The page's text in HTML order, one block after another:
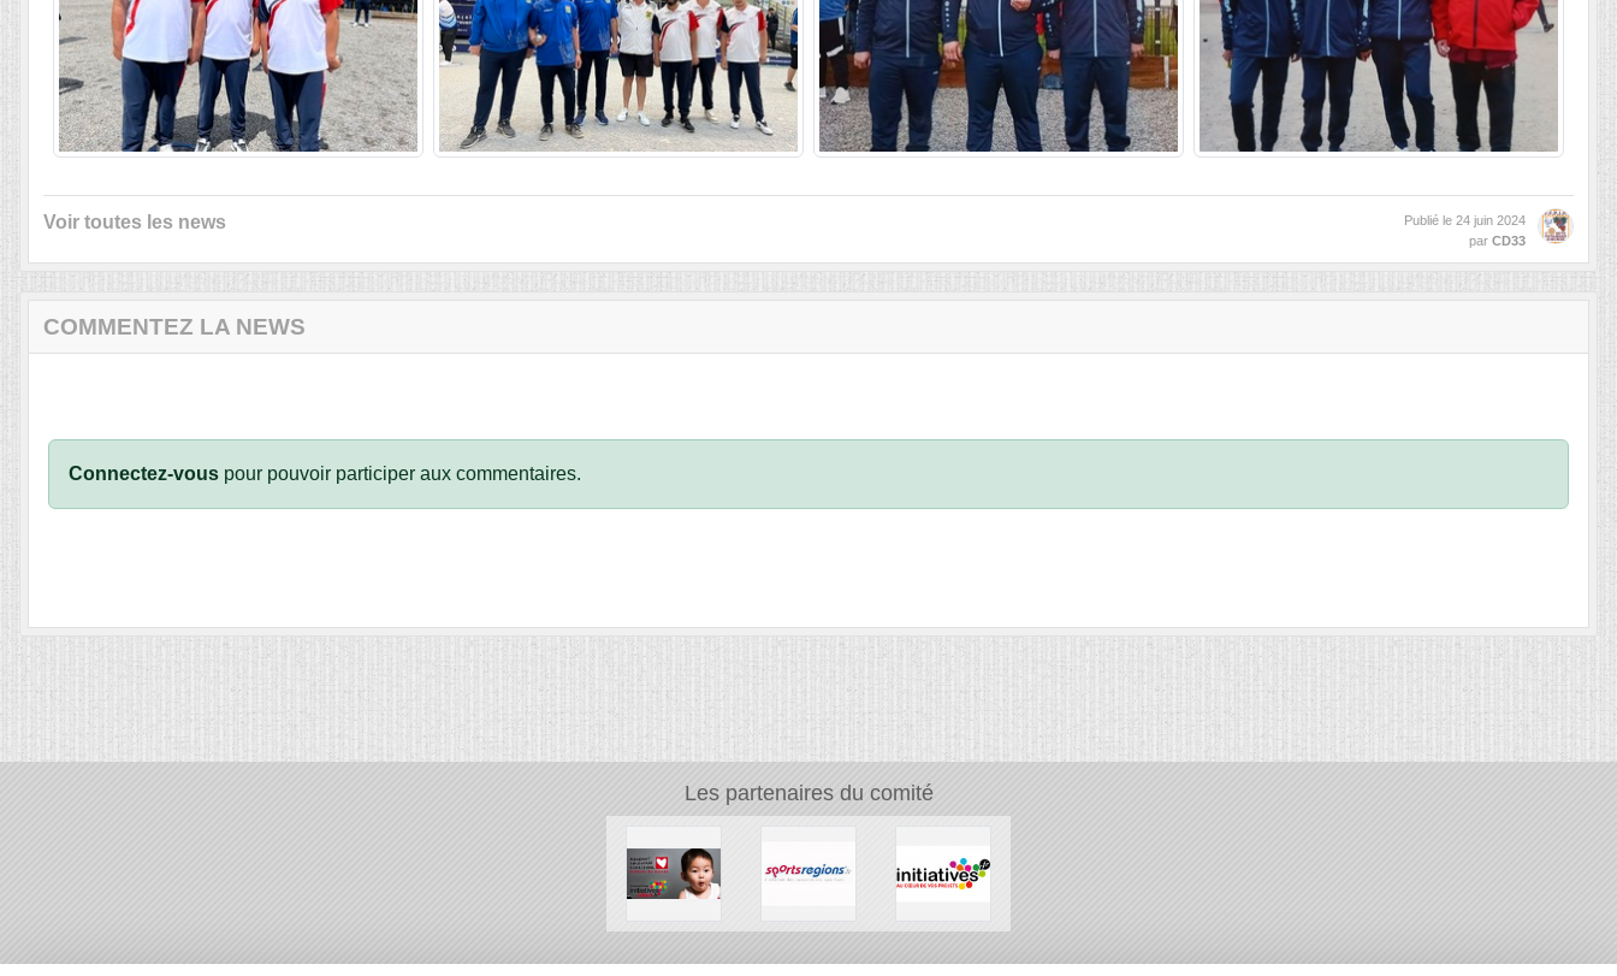
Voir toutes les news Publié le 24 juin 2024
par CD33
COMMENTEZ LA NEWS
Connectez-vous pour pouvoir participer aux commentaires.
Les partenaires du comité